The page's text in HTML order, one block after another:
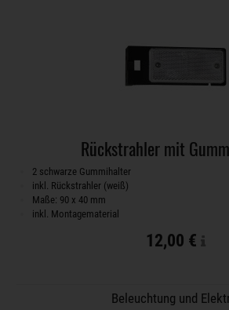
Rückstrahler mit
2 schwarze Gummihalter
inkl. Rückstrahler (weiß)
Maße: 90 x 40 mm
inkl. Montagematerial
12,00 €
Beleuchtung und